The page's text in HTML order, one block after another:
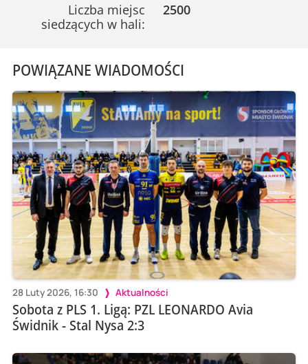
Liczba miejsc
siedzących w hali:
2500
POWIĄZANE WIADOMOŚCI
28 Luty 2026, 16:30 Aktualności
Sobota z PLS 1. Ligą: PZL LEONARDO Avia
Świdnik - Stal Nysa 2:3